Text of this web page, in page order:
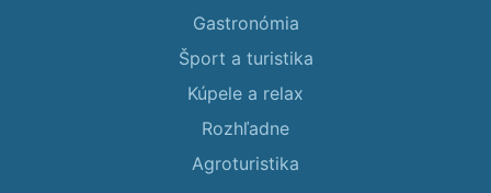
Gastronómia
Šport a turistika
Kúpele a relax
Rozhľadne
Agroturistika